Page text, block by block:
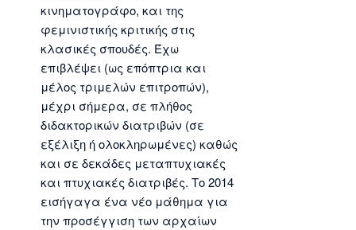
κινηματογράφο, και της
φεμινιστικής κριτικής στις
κλασικές σπουδές. Έχω
επιβλέψει (ως επόπτρια και
μέλος τριμελών επιτροπών),
μέχρι σήμερα, σε πλήθος
διδακτορικών διατριβών (σε
εξέλιξη ή ολοκληρωμένες) καθώς
και σε δεκάδες μεταπτυχιακές
και πτυχιακές διατριβές. Το 2014
εισήγαγα ένα νέο μάθημα για
την προσέγγιση των αρχαίων